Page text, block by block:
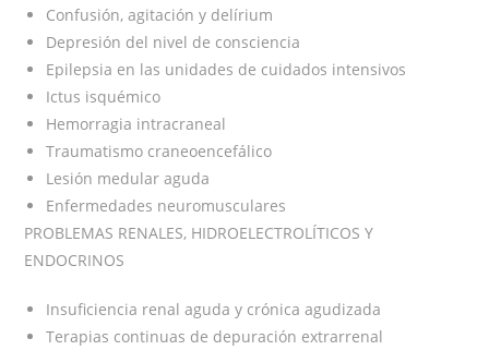
Confusión, agitación y delírium
Depresión del nivel de consciencia
Epilepsia en las unidades de cuidados intensivos
Ictus isquémico
Hemorragia intracraneal
Traumatismo craneoencefálico
Lesión medular aguda
Enfermedades neuromusculares
PROBLEMAS RENALES, HIDROELECTROLÍTICOS Y
ENDOCRINOS
Insuficiencia renal aguda y crónica agudizada
Terapias continuas de depuración extrarrenal